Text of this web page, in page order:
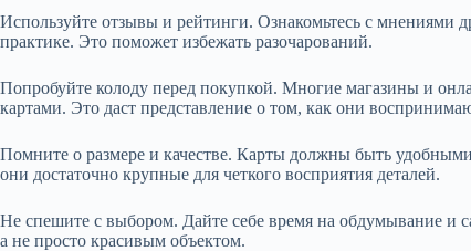
Используйте отзывы и рейтинги. Ознакомьтесь с мнениями
практике. Это поможет избежать разочарований.
Попробуйте колоду перед покупкой. Многие магазины и
картами. Это даст представление о том, как они
Помните о размере и качестве. Карты должны быть
они достаточно крупные для четкого восприятия деталей.
Не спешите с выбором. Дайте себе время на обдумывание и
а не просто красивым объектом.